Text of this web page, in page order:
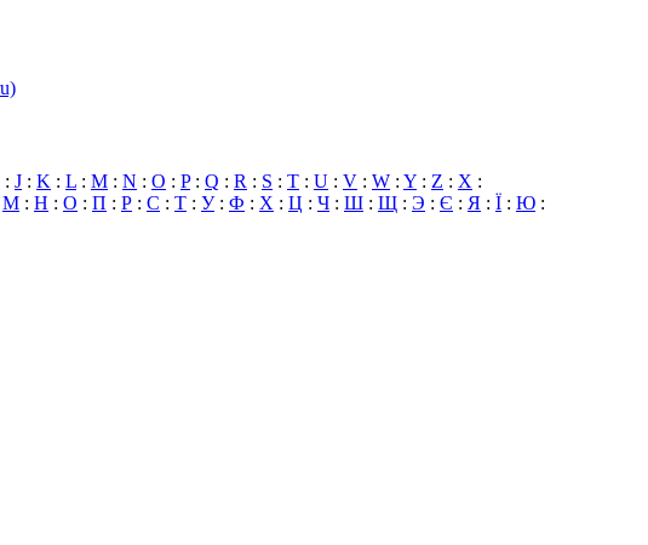
: J : K : L : M : N : O : P: Q : R : S : T : U : V : W : Y : Z : X :
М : Н : О : П : Р : С : Т : У: Ф : Х : Ц : Ч : Ш : Щ : Э : Є : Я : Ї : Ю :